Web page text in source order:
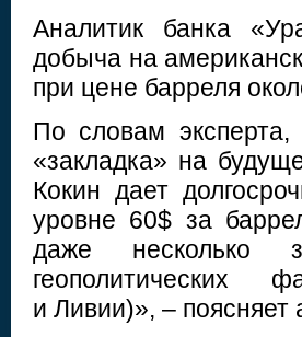
Аналитик банка
добыча на
при цене барреля
По словам
«закладка» на
Кокин дает
уровне 60$ за
даже несколько
и Ливии)», – поясняет